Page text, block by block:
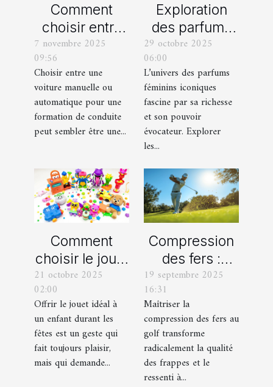
Comment
choisir entre
une voiture
manuelle ou
automatique
pour votre
formation de
conduite ?
7 novembre 2025
09:56
Choisir entre une
voiture manuelle ou
automatique pour une
formation de conduite
peut sembler être une...
Exploration
des parfums
féminins
iconiques et
leurs
variations
29 octobre 2025
06:00
L’univers des parfums
féminins iconiques
fascine par sa richesse
et son pouvoir
évocateur. Explorer
les...
Comment
choisir le jouet
parfait pour
chaque âge
durant les
fêtes ?
21 octobre 2025
02:00
Offrir le jouet idéal à
un enfant durant les
fêtes est un geste qui
fait toujours plaisir,
mais qui demande...
Compression
des fers :
comment
obtenir des
frappes plus
solides ?
19 septembre 2025
16:31
Maîtriser la
compression des fers au
golf transforme
radicalement la qualité
des frappes et le
ressenti à...